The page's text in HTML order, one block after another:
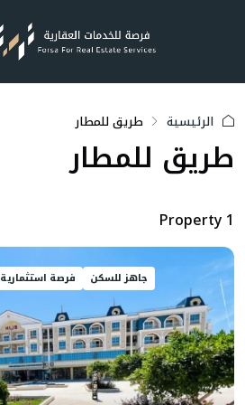
الرئيسية طريق للمطار
طريق للمطار
1 Property
جاهز للسكن فرصة استثمارية